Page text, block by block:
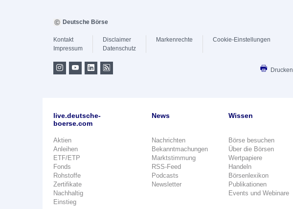
Deutsche Börse
Kontakt
Impressum
Disclaimer
Datenschutz
Markenrechte Cookie-Einstellungen
Drucken
live.deutsche-
boerse.com
Aktien
Anleihen
ETF/ETP
Fonds
Rohstoffe
Zertifikate
Nachhaltig
Einstieg
News
Nachrichten
Bekanntmachungen
Marktstimmung
RSS-Feed
Podcasts
Newsletter
Wissen
Börse besuchen
Über die Börsen
Wertpapiere
Handeln
Börsenlexikon
Publikationen
Events und Webinare